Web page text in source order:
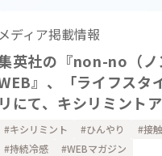
メディア掲載情報
英社の『non-no（ノ
』、「ライフスタ
リにて、キシリミント
ー、ハンドカバーをご
ました。
キシリミント ひんやり
接
持続冷感
WEBマガジン